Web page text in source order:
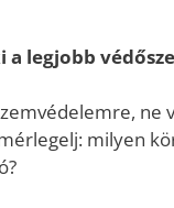
legjobb
ne
milyen